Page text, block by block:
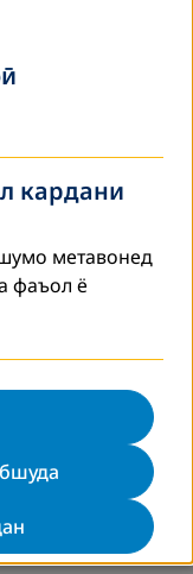
кардани
метавонед
фаъол ё